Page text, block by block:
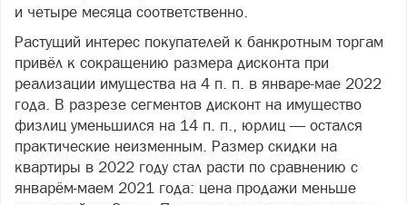
и четыре месяца соответственно.
Растущий интерес покупателей к банкротным торгам
привёл к сокращению размера дисконта при
реализации имущества на 4 п. п. в январе-мае 2022
года. В разрезе сегментов дисконт на имущество
физлиц уменьшился на 14 п. п., юрлиц — остался
практические неизменным. Размер скидки на
квартиры в 2022 году стал расти по сравнению с
январём-маем 2021 года: цена продажи меньше